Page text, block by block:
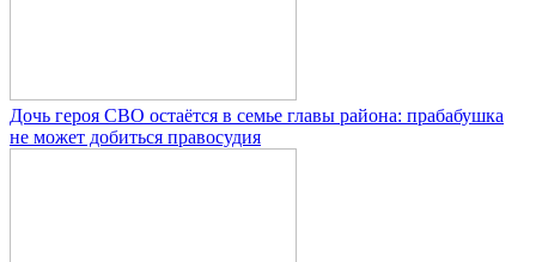
Дочь героя СВО остаётся в семье главы района: прабабушка
не может добиться правосудия